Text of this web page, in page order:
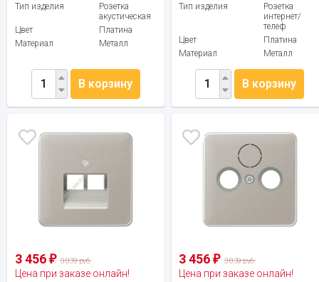
Тип изделия
Розетка
акустическая
Цвет
Платина
Материал
Металл
В корзину
Тип изделия
Розетка
интернет/
телеф
Цвет
Платина
Материал
Металл
В корзину
3 456 ₽ 3 839 руб.
Цена при заказе онлайн!
3 456₽ 3 839 руб.
Цена при заказе онлайн!